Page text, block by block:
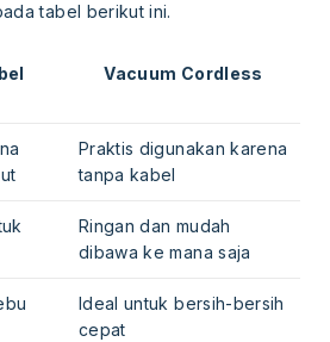
tabel berikut ini.
Vacuum Cordless
Praktis digunakan karena
tanpa kabel
Ringan dan mudah
dibawa ke mana saja
Ideal untuk bersih-bersih
cepat